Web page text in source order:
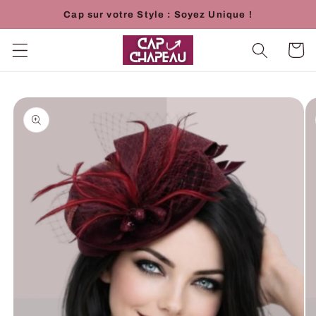
passer
contenu
Cap sur votre Style : Soyez Unique !
Panier
Passer aux
informations
produits